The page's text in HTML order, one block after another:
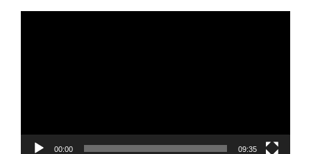
00:00 09:35